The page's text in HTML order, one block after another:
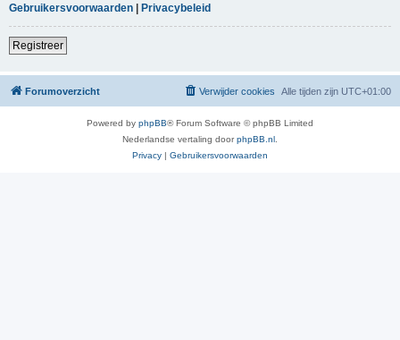
Gebruikersvoorwaarden | Privacybeleid
Registreer
Forumoverzicht Alle tijden zijn UTC+01:00
Verwijder cookies
Powered by phpBB® Forum Software © phpBB Limited
Nederlandse vertaling doorphpBB.nl
Privacy | Gebruikersvoorwaarden